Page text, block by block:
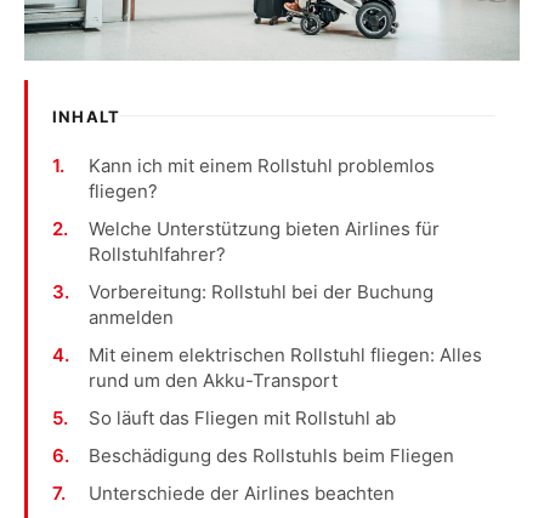
INHALT
Kann ich mit einem Rollstuhl problemlos
fliegen?
Welche Unterstützung bieten Airlines für
Rollstuhlfahrer?
Vorbereitung: Rollstuhl bei der Buchung
anmelden
Mit einem elektrischen Rollstuhl fliegen: Alles
rund um den Akku-Transport
So läuft das Fliegen mit Rollstuhl ab
Beschädigung des Rollstuhls beim Fliegen
Unterschiede der Airlines beachten